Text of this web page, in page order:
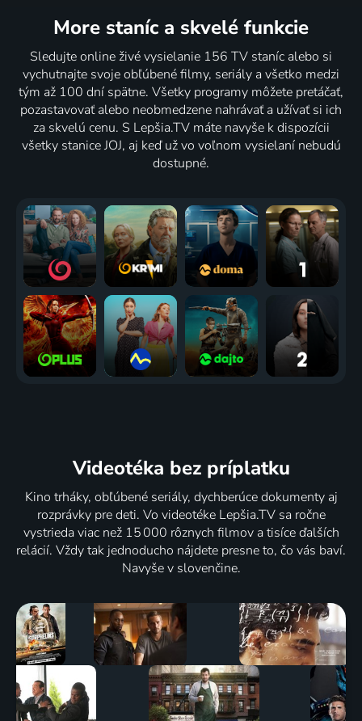
More staníc a skvelé funkcie
Sledujte online živé vysielanie 156 TV staníc alebo si
vychutnajte svoje obľúbené filmy, seriály a všetko medzi
tým až 100 dní spätne. Všetky programy môžete pretáčať,
pozastavovať alebo neobmedzene nahrávať a užívať si ich
za skvelú cenu. S Lepšia.TV máte navyše k dispozícii
všetky stanice JOJ, aj keď už vo voľnom vysielaní nebudú
dostupné.
Videotéka bez príplatku
Kino trháky, obľúbené seriály, dychberúce dokumenty aj
rozprávky pre deti. Vo videotéke Lepšia.TV sa ročne
vystrieda viac než 15 000 rôznych filmov a tisíce ďalších
relácií. Vždy tak jednoducho nájdete presne to, čo vás baví.
Navyše v slovenčine.